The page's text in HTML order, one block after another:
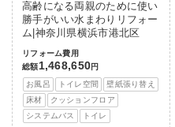
高齢になる両親のために使い
勝手がいい水まわりリフォー
ム|神奈川県横浜市港北区
リフォーム費用
総額1,468,650円
お風呂
トイレ空間
壁紙張り替え
床材
クッションフロア
システムバス
トイレ